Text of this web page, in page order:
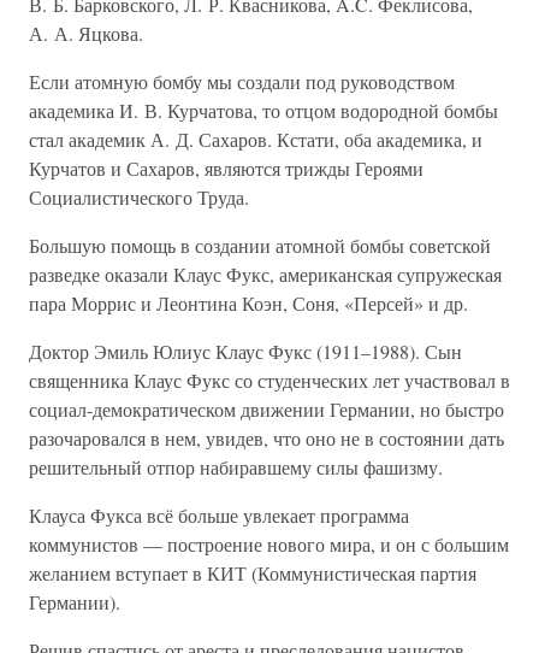
А. А. Яцкова.
Если атомную бомбу мы создали под руководством
академика И. В. Курчатова, то отцом водородной бомбы
стал академик А. Д. Сахаров. Кстати, оба академика, и
Курчатов и Сахаров, являются трижды Героями
Социалистического Труда.
Большую помощь в создании атомной бомбы советской
разведке оказали Клаус Фукс, американская супружеская
пара Моррис и Леонтина Коэн, Соня, «Персей» и др.
Доктор Эмиль Юлиус Клаус Фукс (1911–1988). Сын
священника Клаус Фукс со студенческих лет участвовал в
социал-демократическом движении Германии, но быстро
разочаровался в нем, увидев, что оно не в состоянии дать
решительный отпор набиравшему силы фашизму.
Клауса Фукса всё больше увлекает программа
коммунистов — построение нового мира, и он с большим
желанием вступает в КИТ (Коммунистическая партия
Германии).